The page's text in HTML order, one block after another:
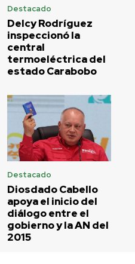
Destacado
Delcy Rodríguez
inspeccionó la
central
termoeléctrica del
estado Carabobo
Destacado
Diosdado Cabello
apoya el inicio del
diálogo entre el
gobierno y la AN del
2015